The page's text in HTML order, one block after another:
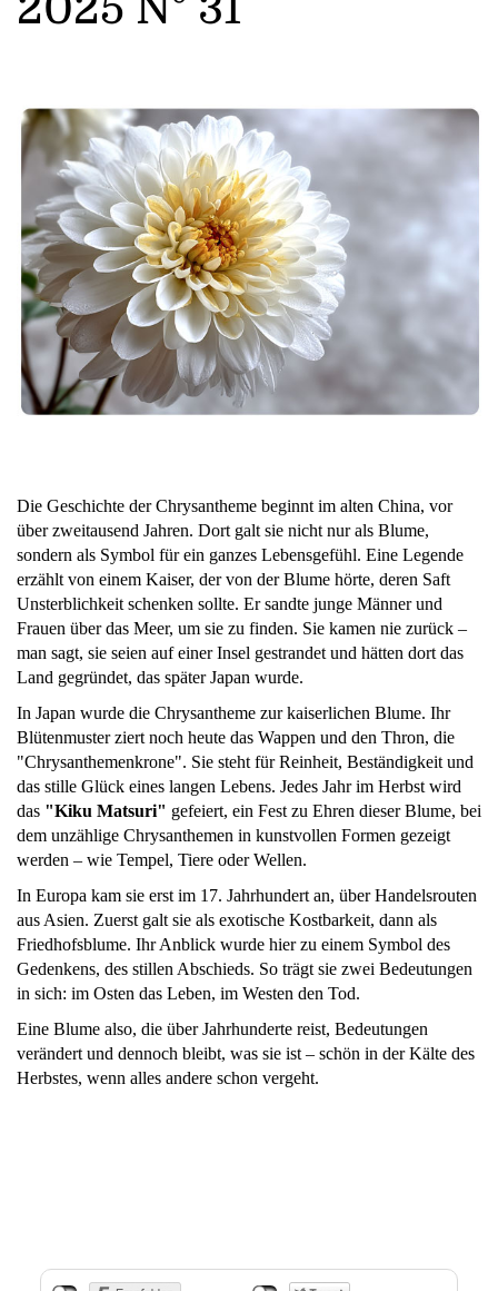
Die Geschichte der Chrysantheme beginnt im alten China, vor
über zweitausend Jahren. Dort galt sie nicht nur als Blume,
sondern als Symbol für ein ganzes Lebensgefühl. Eine Legende
erzählt von einem Kaiser, der von der Blume hörte, deren Saft
Unsterblichkeit schenken sollte. Er sandte junge Männer und
Frauen über das Meer, um sie zu finden. Sie kamen nie zurück –
man sagt, sie seien auf einer Insel gestrandet und hätten dort das
Land gegründet, das später Japan wurde.
In Japan wurde die Chrysantheme zur kaiserlichen Blume. Ihr
Blütenmuster ziert noch heute das Wappen und den Thron, die
"Chrysanthemenkrone". Sie steht für Reinheit, Beständigkeit und
das stille Glück eines langen Lebens. Jedes Jahr im Herbst wird
das "Kiku Matsuri" gefeiert, ein Fest zu Ehren dieser Blume, bei
dem unzählige Chrysanthemen in kunstvollen Formen gezeigt
werden – wie Tempel, Tiere oder Wellen.
In Europa kam sie erst im 17. Jahrhundert an, über Handelsrouten
aus Asien. Zuerst galt sie als exotische Kostbarkeit, dann als
Friedhofsblume. Ihr Anblick wurde hier zu einem Symbol des
Gedenkens, des stillen Abschieds. So trägt sie zwei Bedeutungen
in sich: im Osten das Leben, im Westen den Tod.
Eine Blume also, die über Jahrhunderte reist, Bedeutungen
verändert und dennoch bleibt, was sie ist – schön in der Kälte des
Herbstes, wenn alles andere schon vergeht.